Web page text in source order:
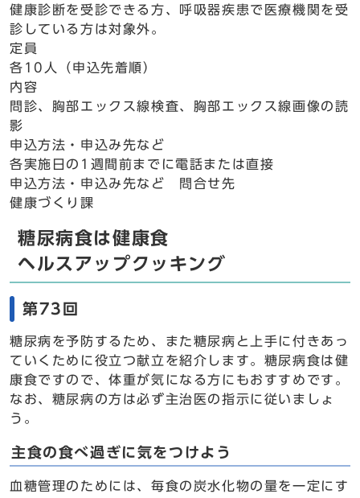
健康診断を受診できる方、呼吸器疾患で医療機関を受
診している方は対象外。
定員
各10人（申込先着順）
内容
問診、胸部エックス線検査、胸部エックス線画像の読
影
申込方法・申込み先など
各実施日の1週間前までに電話または直接
申込方法・申込み先など 問合せ先
健康づくり課
糖尿病食は健康食
ヘルスアップクッキング
第73回
糖尿病を予防するため、また糖尿病と上手に付きあっ
ていくために役立つ献立を紹介します。糖尿病食は健
康食ですので、体重が気になる方にもおすすめです。
なお、糖尿病の方は必ず主治医の指示に従いましょ
う。
主食の食べ過ぎに気をつけよう
血糖管理のためには、毎食の炭水化物の量を一定にす